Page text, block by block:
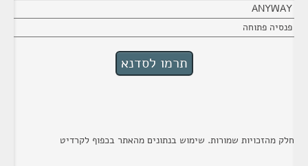
ANYWAY
פנסיה פתוחה
חלק מהזכויות שמורות. שימוש בנתונים מהאתר בכפוף לקרדיט